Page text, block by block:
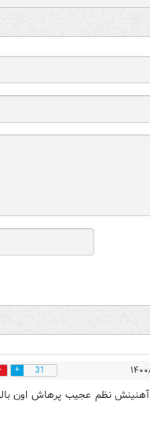
31
نظم عجیب پرهاش اون